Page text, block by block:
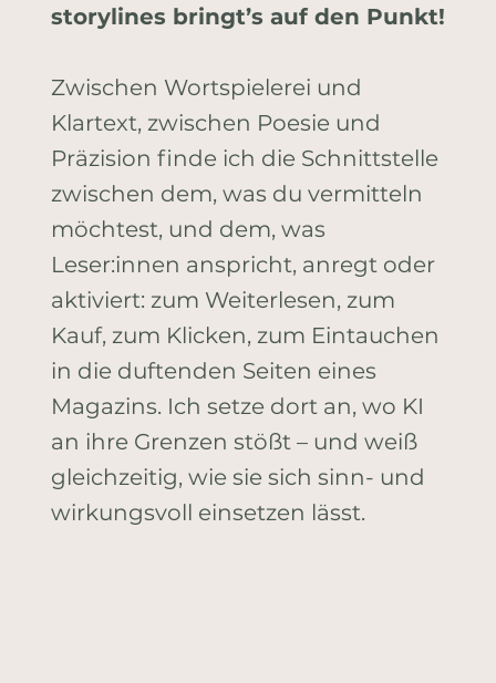
storylines bringt’s auf den Punkt!
Zwischen Wortspielerei und
Klartext, zwischen Poesie und
Präzision finde ich die Schnittstelle
zwischen dem, was du vermitteln
möchtest, und dem, was
Leser:innen anspricht, anregt oder
aktiviert: zum Weiterlesen, zum
Kauf, zum Klicken, zum Eintauchen
in die duftenden Seiten eines
Magazins. Ich setze dort an, wo KI
an ihre Grenzen stößt – und weiß
gleichzeitig, wie sie sich sinn- und
wirkungsvoll einsetzen lässt.